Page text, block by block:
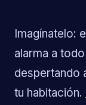
Imagínatelo:
alarma a
despertando
tu habitación.